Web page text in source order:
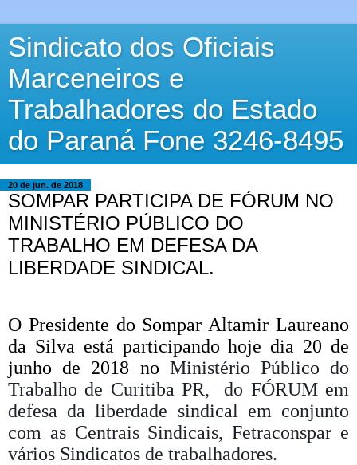
Sindicato dos Oficiais
Marceneiros e
Trabalhadores do Estado
do Paraná Fone 3246-8495
20 de jun. de 2018
SOMPAR PARTICIPA DE FÓRUM NO
MINISTÉRIO PÚBLICO DO
TRABALHO EM DEFESA DA
LIBERDADE SINDICAL.
O Presidente do Sompar Altamir Laureano
da Silva está participando hoje dia 20 de
junho de 2018 no Ministério Público do
Trabalho de Curitiba PR,
do FÓRUM em
defesa da liberdade sindical em conjunto
com as Centrais Sindicais, Fetraconspar e
vários Sindicatos de trabalhadores.